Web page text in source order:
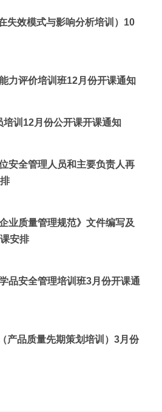
失效模式与影响分析培训）10
力评价培训班12月份开课通知
训12月份公开课开课通知
安全管理人员和主要负责人再
业质量管理规范》文件编写及
安排
品安全管理培训班3月份开课通
产品质量先期策划培训）3月份